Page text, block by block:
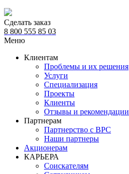
Сделать заказ
8 800 555 85 03
Меню
Клиентам
Проблемы и их решения
Услуги
Специализация
Проекты
Клиенты
Отзывы и рекомендации
Партнерам
Партнерство с BPC
Наши партнеры
Акционерам
КАРЬЕРА
Соискателям